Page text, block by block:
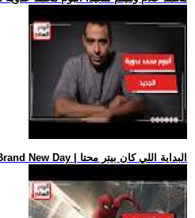
.. فيلم Spider-Man: Brand New Day | البداية اللي كان بيتر محتا